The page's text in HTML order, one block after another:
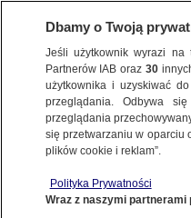
BIZNES
Z KRAJU
6.03.2013, 15:41
Dbamy o Twoją
Jeśli użytkownik wyrazi
Partnerów IAB oraz30
użytkownika i uzyskiwać
przeglądania. Odbywa
przeglądania
się przetwarzaniu w oparciu
plików cookie i reklam”.
Polityka Prywatności
Wraz z naszymi partnerami